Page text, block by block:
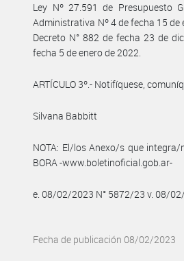
Ley Nº 27.591 de Presupuesto
Administrativa Nº 4 de fecha 15
Decreto N° 882 de fecha 23 de
fecha 5 de enero de 2022.
ARTÍCULO 3º.- Notifíquese,
Silvana Babbitt
NOTA: El/los Anexo/s que
BORA -www.boletinoficial.gob.ar-
e. 08/02/2023 N° 5872/23 v. 08/
Fecha de publicación 08/02/2023